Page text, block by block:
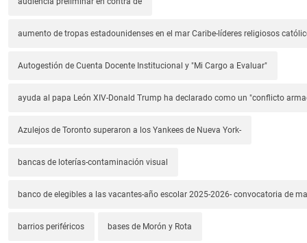
aumento de tropas estadounidenses en el mar Caribe-líderes religiosos
Autogestión de Cuenta Docente Institucional y "Mi Cargo a Evaluar"
ayuda al papa León XIV-Donald Trump ha declarado como un "conflicto
Azulejos de Toronto superaron a los Yankees de Nueva York-
bancas de loterías-contaminación visual
banco de elegibles a las vacantes-año escolar 2025-2026- convocatoria de
barrios periféricos bases de Morón y Rota